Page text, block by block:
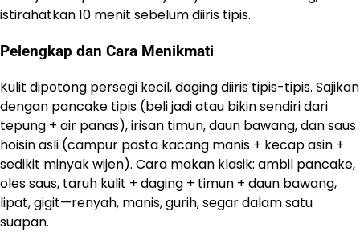
istirahatkan 10 menit sebelum diiris tipis.
Pelengkap dan Cara Menikmati
Kulit dipotong persegi kecil, daging diiris tipis-tipis. Sajikan
dengan pancake tipis (beli jadi atau bikin sendiri dari
tepung + air panas), irisan timun, daun bawang, dan saus
hoisin asli (campur pasta kacang manis + kecap asin +
sedikit minyak wijen). Cara makan klasik: ambil pancake,
oles saus, taruh kulit + daging + timun + daun bawang,
lipat, gigit—renyah, manis, gurih, segar dalam satu
suapan.